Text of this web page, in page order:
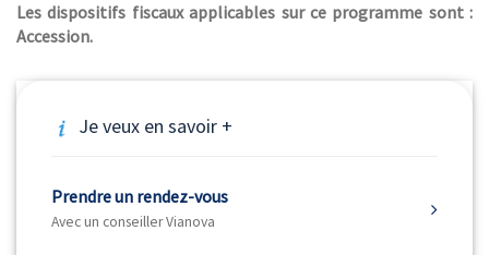
Les dispositifs fiscaux applicables sur ce programme sont :
Accession.
Je veux en savoir +
Prendre un rendez-vous
Avec un conseiller Vianova